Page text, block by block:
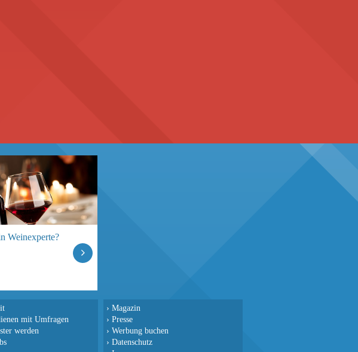
Weinexperte?
mit Umfragen
werden
› Magazin
› Presse
› Werbung buchen
› Datenschutz